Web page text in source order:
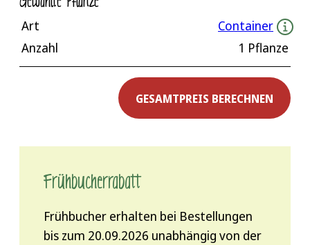
Art
Container
Anzahl
1 Pflanze
GESAMTPREIS BERECHNEN
Frühbucher­rabatt
Frühbucher erhalten bei Bestellungen
bis zum 20.09.2026 unabhängig von der